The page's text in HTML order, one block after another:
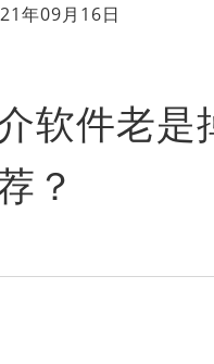
年09月16日
软件老
？